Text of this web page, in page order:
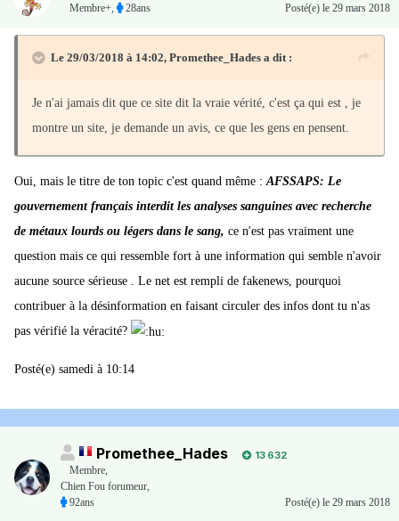
Membre+, 28ans Posté(e) le 29 mars 2018
Le 29/03/2018 à 14:02, Promethee_Hades a dit :
Je n'ai jamais dit que ce site dit la vraie vérité, c'est ça qui est , je
montre un site, je demande un avis, ce que les gens en pensent.
Oui, mais le titre de ton topic c'est quand même : AFSSAPS: Le
gouvernement français interdit les analyses sanguines avec recherche
de métaux lourds ou légers dans le sang, ce n'est pas vraiment une
question mais ce qui ressemble fort à une information qui semble n'avoir
aucune source sérieuse . Le net est rempli de fakenews, pourquoi
contribuer à la désinformation en faisant circuler des infos dont tu n'as
pas vérifié la véracité?
Posté(e) samedi à 10:14
Promethee_Hades
13 632
Membre,
Chien Fou forumeur,
92ans
Posté(e) le 29 mars 2018